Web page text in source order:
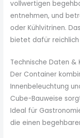
vollwertigen
entnehmen, und
oder Kühlvitrinen.
bietet dafür reichlich
Technische Daten &
Der Container
Innenbeleuchtung
Cube-Bauweise
Ideal für
die einen